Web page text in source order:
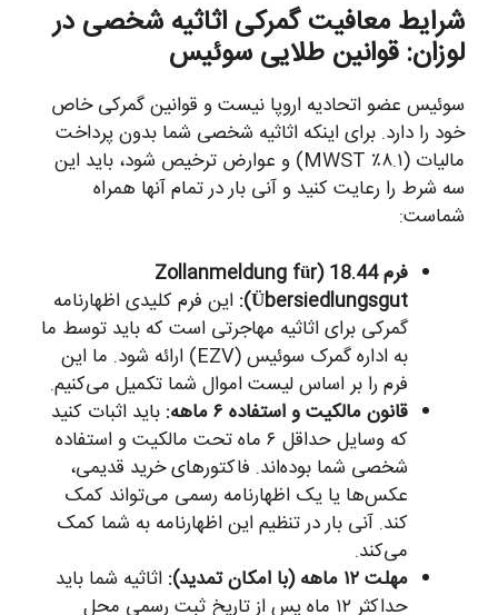
شرایط معافیت گمرکی اثاثیه شخصی در
لوزان: قوانین طلایی سوئیس
سوئیس عضو اتحادیه اروپا نیست و قوانین گمرکی خاص
خود را دارد. برای اینکه اثاثیه شخصی شما بدون پرداخت
مالیات (۸.۱٪ MWST) و عوارض ترخیص شود، باید این
سه شرط را رعایت کنید و آنی بار در تمام آنها همراه
شماست:
فرم 18.44 (Zollanmeldung für
Übersiedlungsgut): این فرم کلیدی اظهارنامه
گمرکی برای اثاثیه مهاجرتی است که باید توسط ما
به اداره گمرک سوئیس (EZV) ارائه شود. ما این
فرم را بر اساس لیست اموال شما تکمیل می‌کنیم.
قانون مالکیت و استفاده ۶ ماهه:
باید اثبات کنید
که وسایل حداقل ۶ ماه تحت مالکیت و استفاده
شخصی شما بوده‌اند. فاکتورهای خرید قدیمی،
عکس‌ها یا یک اظهارنامه رسمی می‌تواند کمک
کند. آنی بار در تنظیم این اظهارنامه به شما کمک
می‌کند.
مهلت ۱۲ ماهه (با امکان تمدید):
اثاثیه شما باید
حداکثر ۱۲ ماه پس از تاریخ ثبت رسمی محل